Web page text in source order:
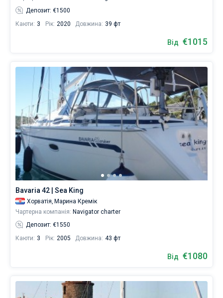
Депозит: €1500
Каюти: 3 Рік: 2020 Довжина: 39 фт
Від €1015
Bavaria 42 | Sea King
Хорватія, Марина Кремік
Чартерна компанія: Navigator charter
Депозит: €1550
Каюти: 3 Рік: 2005 Довжина: 43 фт
Від €1080